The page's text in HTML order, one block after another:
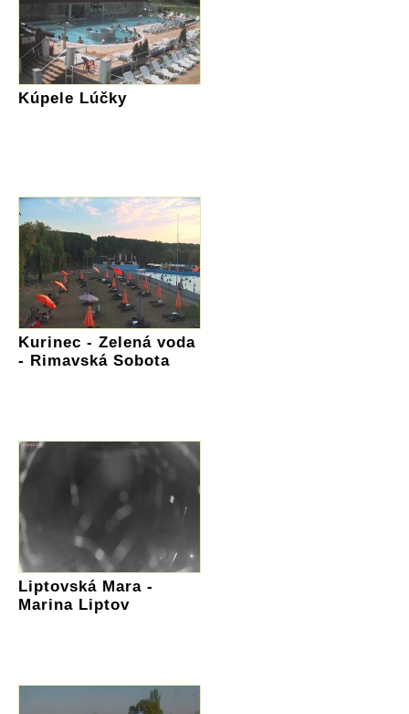
Kúpele Lúčky
Kurinec - Zelená voda
- Rimavská Sobota
Liptovská Mara -
Marina Liptov